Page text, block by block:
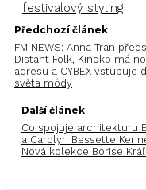
festivalový styling
Předchozí článek
FM NEWS: Anna Tran
Distant Folk, Kinoko má
adresu a CYBEX vstupuje
světa módy
Další článek
Co spojuje architekturu
a Carolyn Bessette
Nová kolekce Borise